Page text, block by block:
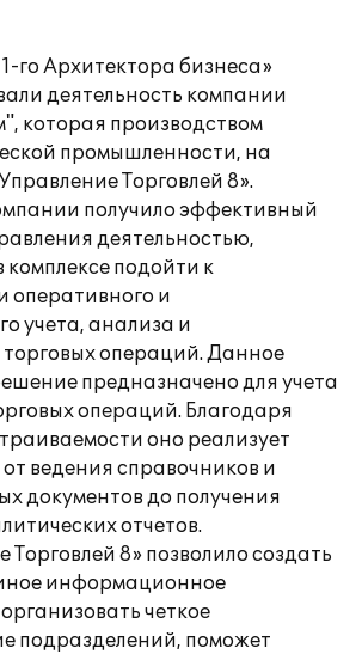
го Архитектора бизнеса»
деятельность компании
которая производством
промышленности, на
Торговлей 8».
получило эффективный
деятельностью,
подойти к
оперативного и
учета, анализа и
операций. Данное
предназначено для учета
операций. Благодаря
оно реализует
ведения справочников и
документов до получения
отчетов.
Торговлей 8» позволило создать
информационное
четкое
подразделений, поможет